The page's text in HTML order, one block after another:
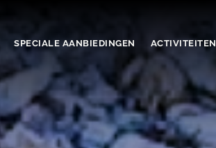
SPECIALE AANBIEDINGEN ACTIVITEITEN